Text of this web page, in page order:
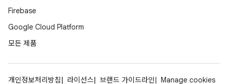
Firebase
Google Cloud Platform
모든 제품
개인정보처리방침 라이선스 브랜드 가이드라인
Manage cookies